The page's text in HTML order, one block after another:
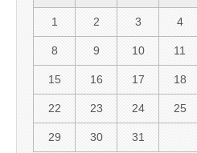
1 2 3 4
8 9 10 11
15 16 17 18
22 23 24 25
29 30
31